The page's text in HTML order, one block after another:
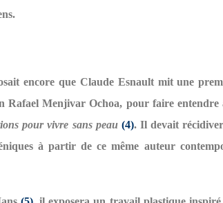
encore que Claude Esnault mit une
Rafael Menjivar Ochoa, pour faire entendre
pour vivre sans peau (4). Il devait
à partir de ce même auteur